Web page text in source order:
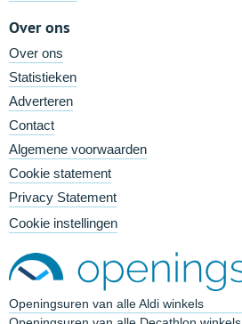
Over ons
Over ons
Statistieken
Adverteren
Contact
Algemene voorwaarden
Cookie statement
Privacy Statement
Cookie instellingen
Openingsuren van alle Aldi winkels